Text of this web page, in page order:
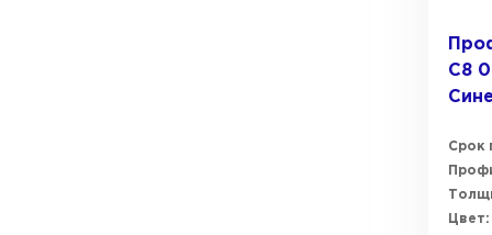
C8
Срок
Цвет: